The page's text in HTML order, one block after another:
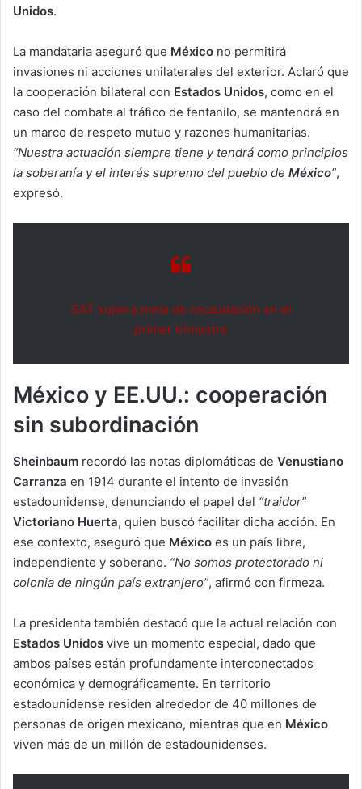
Unidos.
La mandataria aseguró que México no permitirá
invasiones ni acciones unilaterales del exterior. Aclaró que
la cooperación bilateral con Estados Unidos, como en el
caso del combate al tráfico de fentanilo, se mantendrá en
un marco de respeto mutuo y razones humanitarias.
“Nuestra actuación siempre tiene y tendrá como principios
la soberanía y el interés supremo del pueblo de México”,
expresó.
SAT supera meta de recaudación en el
primer trimestre
México y EE.UU.: cooperación
sin subordinación
Sheinbaum recordó las notas diplomáticas de Venustiano
Carranza en 1914 durante el intento de invasión
estadounidense, denunciando el papel del “traidor”
Victoriano Huerta, quien buscó facilitar dicha acción. En
ese contexto, aseguró que México es un país libre,
independiente y soberano. “No somos protectorado ni
colonia de ningún país extranjero”, afirmó con firmeza.
La presidenta también destacó que la actual relación con
Estados Unidos vive un momento especial, dado que
ambos países están profundamente interconectados
económica y demográficamente. En territorio
estadounidense residen alrededor de 40 millones de
personas de origen mexicano, mientras que en México
viven más de un millón de estadounidenses.